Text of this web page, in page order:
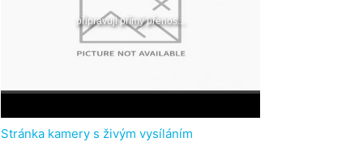
Stránka kamery s živým vysíláním